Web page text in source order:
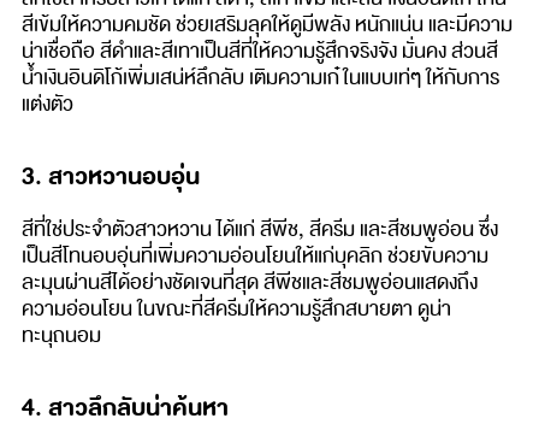
สีเข้มให้ความคมชัด ช่วยเสริมลุคให้ดูมีพลัง หนักแน่น และมีความ
น่าเชื่อถือ สีดำและสีเทาเป็นสีที่ให้ความรู้สึกจริงจัง มั่นคง ส่วนสี
น้ำเงินอินดิโก้เพิ่มเสน่ห์ลึกลับ เติมความเก๋ในแบบเท่ๆ ให้กับการ
แต่งตัว
3. สาวหวานอบอุ่น
สีที่ใช่ประจำตัวสาวหวาน ได้แก่ สีพีช, สีครีม และสีชมพูอ่อน ซึ่ง
เป็นสีโทนอบอุ่นที่เพิ่มความอ่อนโยนให้แก่บุคลิก ช่วยขับความ
ละมุนผ่านสีได้อย่างชัดเจนที่สุด สีพีชและสีชมพูอ่อนแสดงถึง
ความอ่อนโยน ในขณะที่สีครีมให้ความรู้สึกสบายตา ดูน่า
ทะนุถนอม
4. สาวลึกลับน่าค้นหา